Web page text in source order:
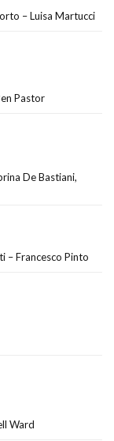
– Luisa Martucci
Pastor
De Bastiani,
– Francesco Pinto
Ward